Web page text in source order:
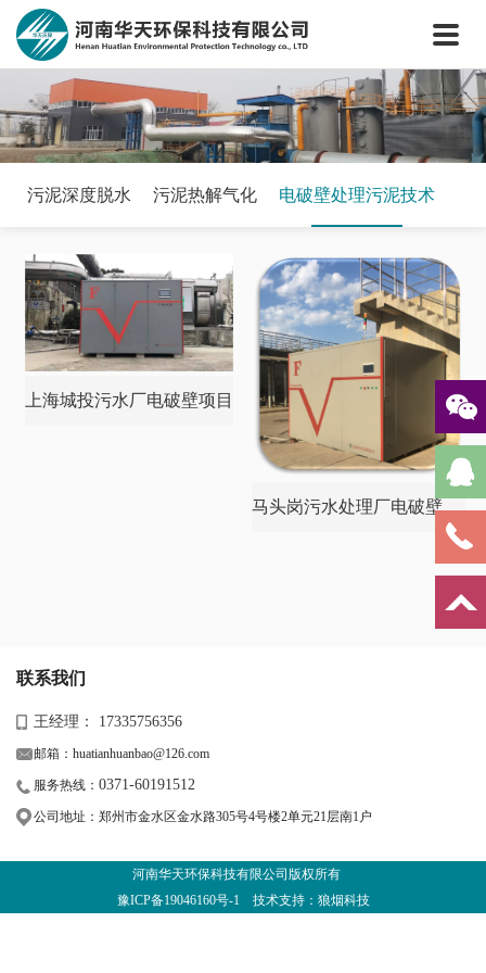
网站首页
关于我们
核心技术
新闻中心
工程案例
联系我们
污泥深度脱水 污泥热解气化 电破壁处理污泥技术
上海城投污水厂电破壁项目
马头岗污水处理厂电破壁项目
联系我们
王经理： 17335756356
邮箱：huatianhuanbao@126.com
服务热线： 0371-60191512
公司地址：郑州市金水区金水路305号4号楼2单元21层南1户
河南华天环保科技有限公司版权所有
豫ICP备19046160号-1
技术支持：狼烟科技